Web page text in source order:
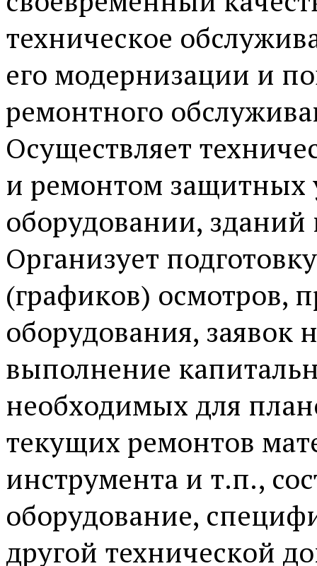
техническое
его модернизации и
ремонтного
Осуществляет
и ремонтом защитных
оборудовании,
Организует
(графиков) осмотров,
оборудования, заявок
выполнение
необходимых для
текущих ремонтов
инструмента и т.п.,
оборудование,
другой технической